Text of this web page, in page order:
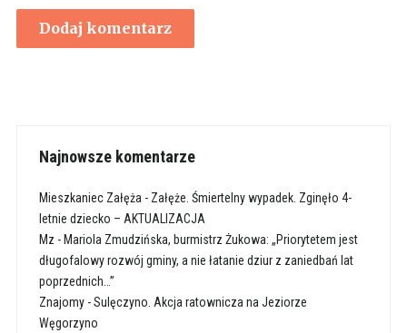
Najnowsze komentarze
Mieszkaniec Załęża - Załęże. Śmiertelny wypadek. Zginęło 4-
letnie dziecko – AKTUALIZACJA
Mz - Mariola Zmudzińska, burmistrz Żukowa: „Priorytetem jest
długofalowy rozwój gminy, a nie łatanie dziur z zaniedbań lat
poprzednich…”
Znajomy-Sulęczyno. Akcja ratownicza na Jeziorze
Węgorzyno